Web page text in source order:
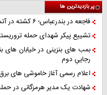
پر بازدیدترین ها
فاجعه در بندرعباس؛ ۶ کشته در آتش‌سوزی منزل مسکونی
تشییع پیکر شهدای حمله
بمب های بنزینی در خیابان
رجاییِ دوم
اعلام رسمی آغاز خاموشی های
شهادت یک مدیر هرمزگانی در